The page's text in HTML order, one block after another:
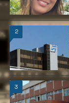
2
3